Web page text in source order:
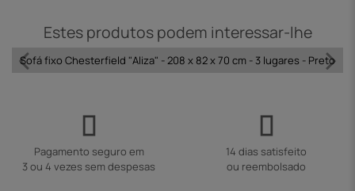
Estes produtos podem interessar-lhe
Sofá fixo Chesterfield "Aliza" - 208 x 82 x 70 cm - 3 lugares - Preto
Pagamento seguro em
3 ou 4 vezes sem despesas
14 dias satisfeito
ou reembolsado